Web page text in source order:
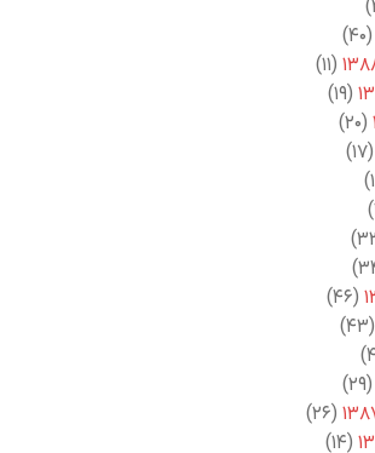
(۴۰)
(۱۱)
(۱۹)
(۲۰)
(۱۷)
(۴۶)
(۴۳)
(۲۹)
(۲۶)
(۱۴)